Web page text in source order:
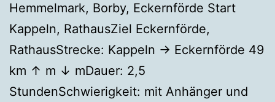
Hemmelmark, Borby, Eckernförde Start
Kappeln, RathausZiel Eckernförde,
RathausStrecke: Kappeln → Eckernförde 49
km ↑ m ↓ mDauer: 2,5
StundenSchwierigkeit: mit Anhänger und